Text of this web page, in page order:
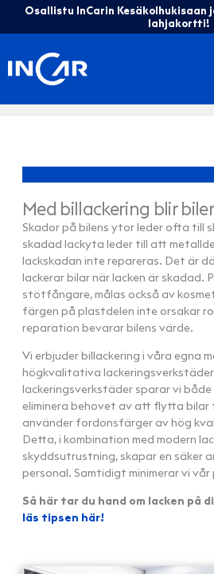
HoppaOsallistu InCarin Kesäkolhukisaan
lahjakortti!
Med billackering blir
Skador på bilens ytor leder ofta till
skadad lackyta leder till att
lackskadan inte repareras. Det är
lackerar bilar när lacken är skadad.
stötfångare, målas också av
färgen på plastdelen inte orsakar
reparation bevarar bilens värde.
Vi erbjuder billackering i våra egna
högkvalitativa
lackeringsverkstäder sparar vi
eliminera behovet av att flytta bilar
använder fordonsfärger av hög
Detta, i kombination med modern
skyddsutrustning, skapar en säker
personal. Samtidigt minimerar vi vår
Så här tar du hand om lacken på
läs tipsen här!